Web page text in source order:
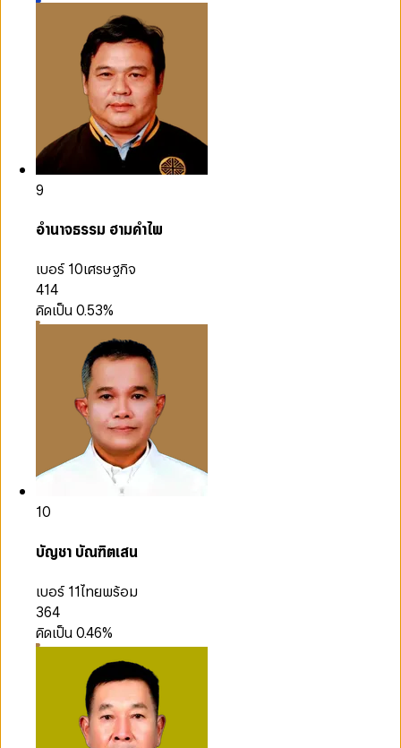
9
อำนาจธรรม ฮามคำไพ
เบอร์ 10เศรษฐกิจ
414
คิดเป็น0.53%
10
บัญชา บัณฑิตเสน
เบอร์ 11ไทยพร้อม
364
คิดเป็น0.46%